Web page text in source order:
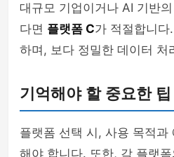
대규모 기업이거나 AI 기반
다면 플랫폼 C가 적절합니
하며, 보다 정밀한 데이터 처
기억해야 할 중요한 팁
플랫폼 선택 시, 사용 목적과
해야 합니다. 또한, 각 플랫폼